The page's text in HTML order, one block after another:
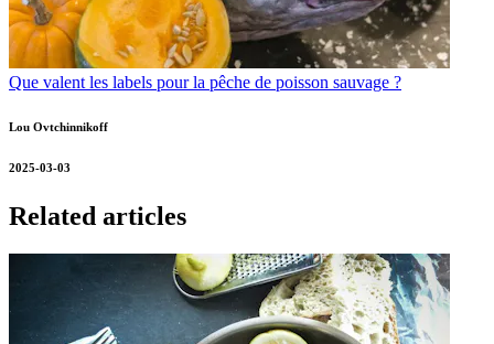
Que valent les labels pour la pêche de poisson sauvage ?
Lou Ovtchinnikoff
2025-03-03
Related articles